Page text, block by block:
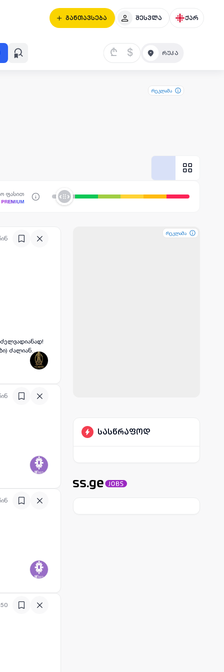
განთავსება შესვლა ქარ
₾ $
რეკლამა
ფასით
რეკლამა
რეკლამა
რეკლამა
სასწრაფოდ